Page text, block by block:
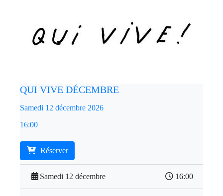
QUI VIVE DÉCEMBRE
Samedi 12 décembre 2026
16:00
Réserver
Samedi 12 décembre 16:00